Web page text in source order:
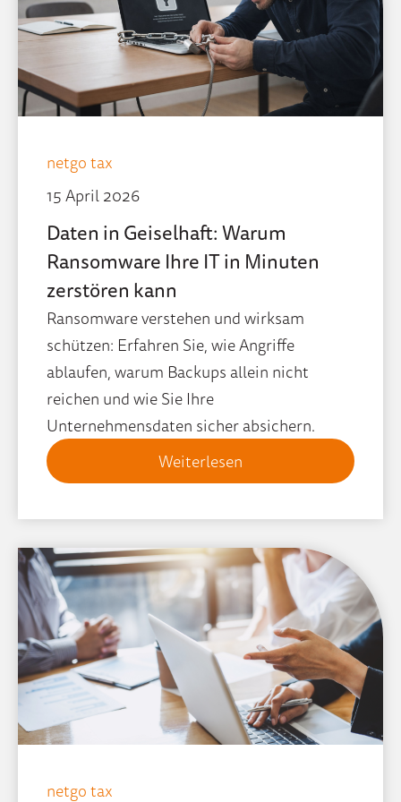
netgo tax
15 April 2026
Daten in Geiselhaft: Warum
Ransomware Ihre IT in Minuten
zerstören kann
Ransomware verstehen und wirksam
schützen: Erfahren Sie, wie Angriffe
ablaufen, warum Backups allein nicht
reichen und wie Sie Ihre
Unternehmensdaten sicher absichern.
Weiterlesen
netgo tax